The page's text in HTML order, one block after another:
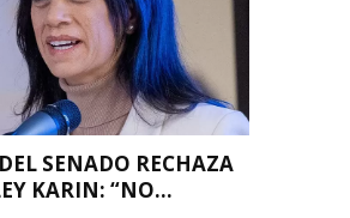
SENADO RECHAZA
KARIN: “NO...